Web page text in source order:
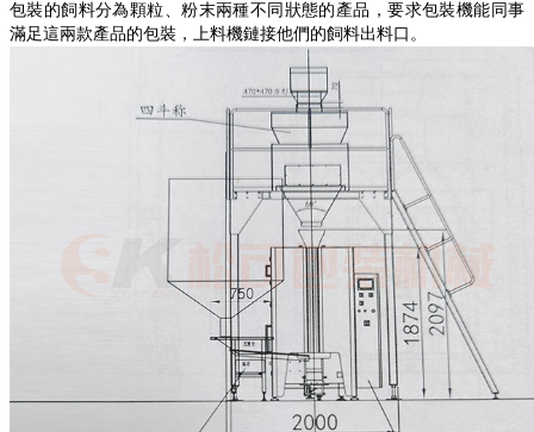
包裝的飼料分為顆粒、粉末兩種不同狀態的產品，要求包裝機能同事
滿足這兩款產品的包裝，上料機鏈接他們的飼料出料口。